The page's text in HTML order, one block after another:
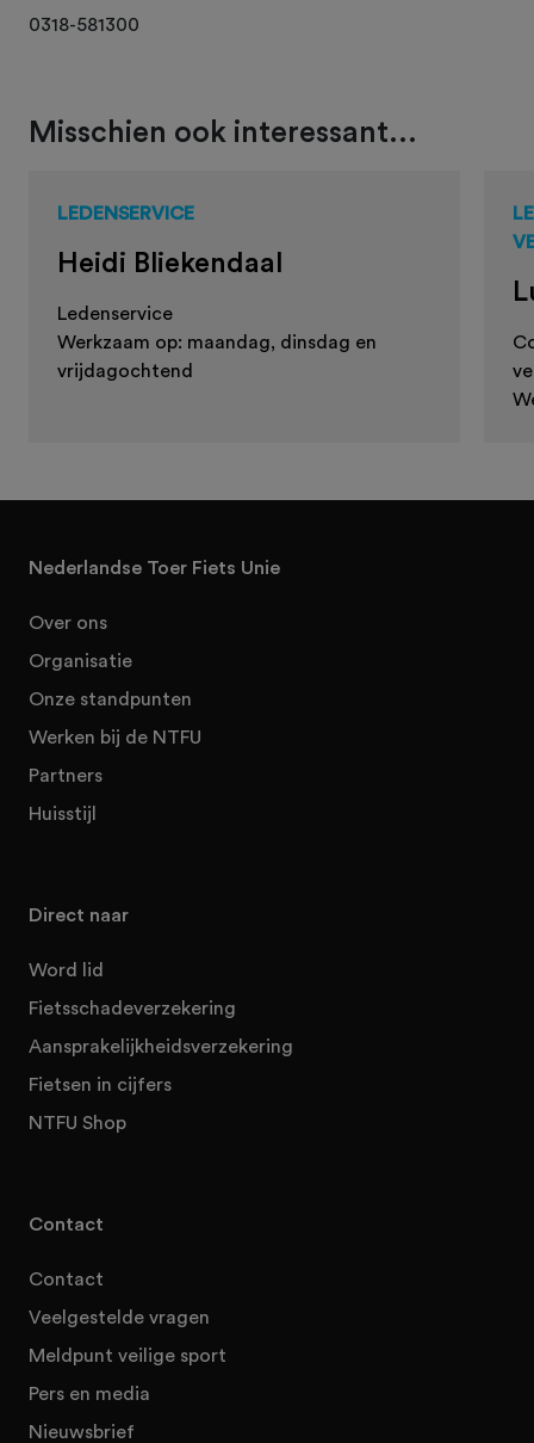
0318-581300
Misschien ook interessant...
LEDENSERVICE
Heidi Bliekendaal
Ledenservice
Werkzaam op: maandag, dinsdag en
vrijdagochtend
Nederlandse Toer Fiets Unie
Over ons
Organisatie
Onze standpunten
Werken bij de NTFU
Partners
Huisstijl
Direct naar
Word lid
Fietsschadeverzekering
Aansprakelijkheidsverzekering
Fietsen in cijfers
NTFU Shop
Contact
Contact
Veelgestelde vragen
Meldpunt veilige sport
Pers en media
Nieuwsbrief